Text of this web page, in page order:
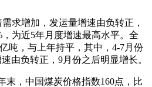
增加，发运量增速由负转正，
为近5年月度增速最高水平。全
吨，与上年持平，其中，4-7月份
由负转正，9月份之后明显增长。
，中国煤炭价格指数160点，比